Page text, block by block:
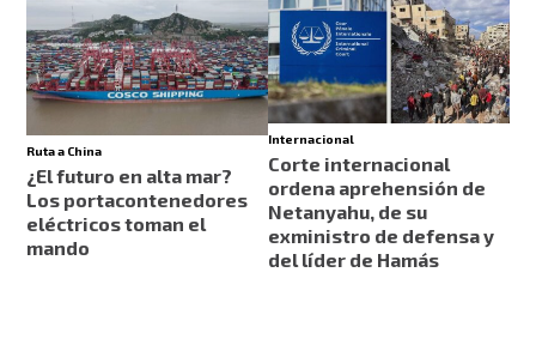
Ruta a China
¿El futuro en alta mar?
Los portacontenedores
eléctricos toman el
mando
Internacional
Corte internacional
ordena aprehensión de
Netanyahu, de su
exministro de defensa y
del líder de Hamás